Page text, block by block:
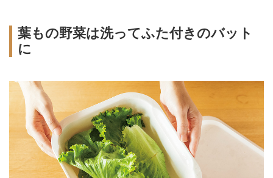
葉もの野菜は洗ってふた付きのバット
に